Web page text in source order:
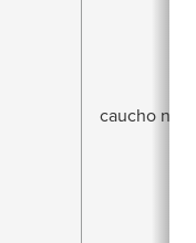
caucho